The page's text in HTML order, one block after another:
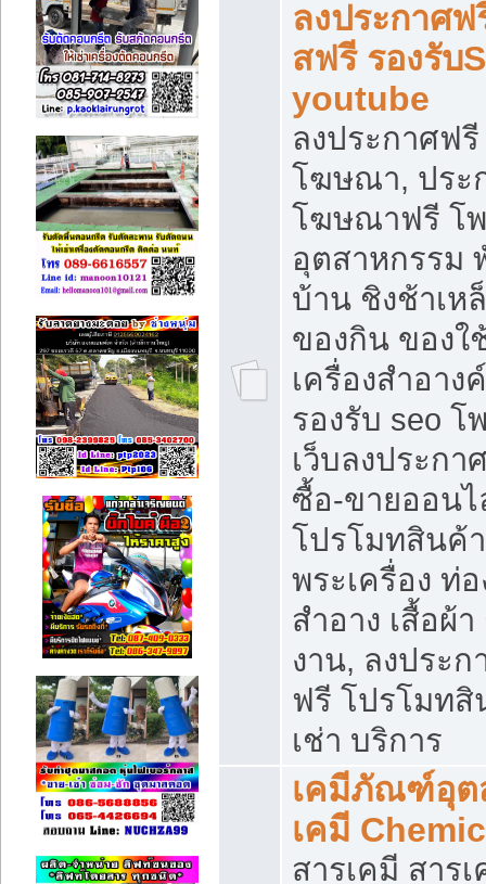
ลงประกาศ
สฟรี รองรับ
youtube
ลงประกาศฟ
โฆษณา, ประ
โฆษณาฟรี โ
อุตสาหกรรม
บ้าน ชิงช้าเห
ของกิน ของใ
เครื่องสำอา
รองรับ seo โ
เว็บลงประก
ซื้อ-ขายออน
โปรโมทสินค้
พระเครื่อง ท่อ
สำอาง เสื้อผ้
งาน, ลงประ
ฟรี โปรโมท
เช่า บริการ
เคมีภัณฑ์อุต
เคมี
สารเคมี สาร